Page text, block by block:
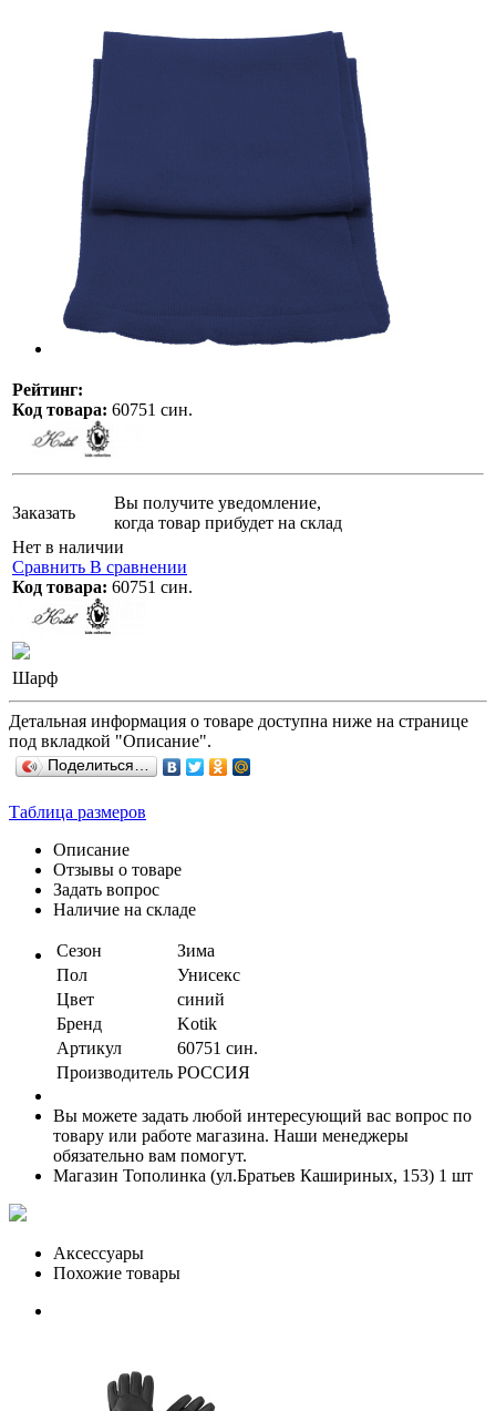
Рейтинг:
Код товара: 60751 син.
Заказать
Вы получите уведомление,
когда товар прибудет на склад
Нет в наличии
Сравнить В сравнении
Код товара: 60751 син.
Шарф
Детальная информация о товаре доступна ниже на странице
под вкладкой "Описание".
Поделиться…
Таблица размеров
Описание
Отзывы о товаре
Задать вопрос
Наличие на складе
Сезон
Зима
Пол
Унисекс
Цвет
синий
Бренд
Kotik
Артикул
60751 син.
Производитель РОССИЯ
Вы можете задать любой интересующий вас вопрос по
товару или работе магазина. Наши менеджеры
обязательно вам помогут.
Магазин Тополинка (ул.Братьев Кашириных, 153) 1 шт
Аксессуары
Похожие товары